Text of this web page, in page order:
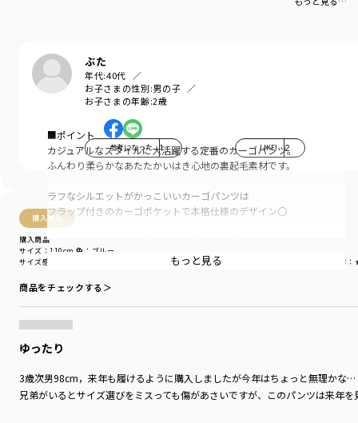
ぶた
年代:40代
お子さまの性別:男の子
お子さまの年齢:2歳
参考になった 1 LIKE! 2
購入商品
購入商品
サイズ感 伸縮性：伸びる着用シーン 着替えやすさ
サイズ：110cm 色：ブルー
商品をチェックする＞
ゆったり
3歳次男98cm，来年も履けるように購入しましたが今年はちょっと無理かな
兄弟がいるとサイズ選びをミスっても傷があさいですが、このパンツは来年
■ポイント
カジュアルなスタイルに大活躍する定番のカーゴパンツ。
ふんわり柔らかなあたたかいはき心地の裏起毛素材です。
ラフなシルエットがかっこいいカーゴパンツは
フラップ付きのカーゴポケットで本格仕様のデザイン〇
ブラスト加工で色落ちがきれいなブルーとグレーの
2色展開です。
カットソー素材なので動きやすく、
ウエストは総ゴム仕様でらくちん。
ゴム取り替え口があり、
毎日はきたくなる、おすすめの一枚です。
もっと見る